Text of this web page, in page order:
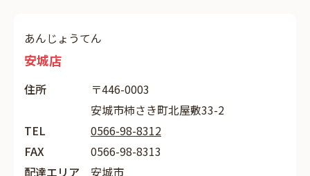
あんじょうてん
安城店
住所
〒446-0003
安城市柿さき町北屋敷33-2
TEL
0566-98-8312
FAX
0566-98-8313
配達エリア
安城市